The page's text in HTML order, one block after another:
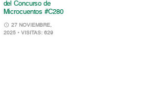
del Concurso de
Microcuentos #C280
27 NOVIEMBRE,
2025 • VISITAS: 629